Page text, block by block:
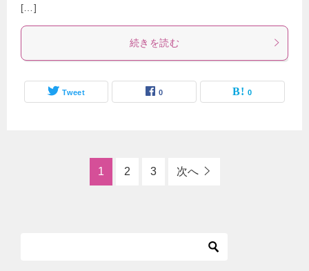
[…]
続きを読む
Tweet 0 0
1 2 3 次へ